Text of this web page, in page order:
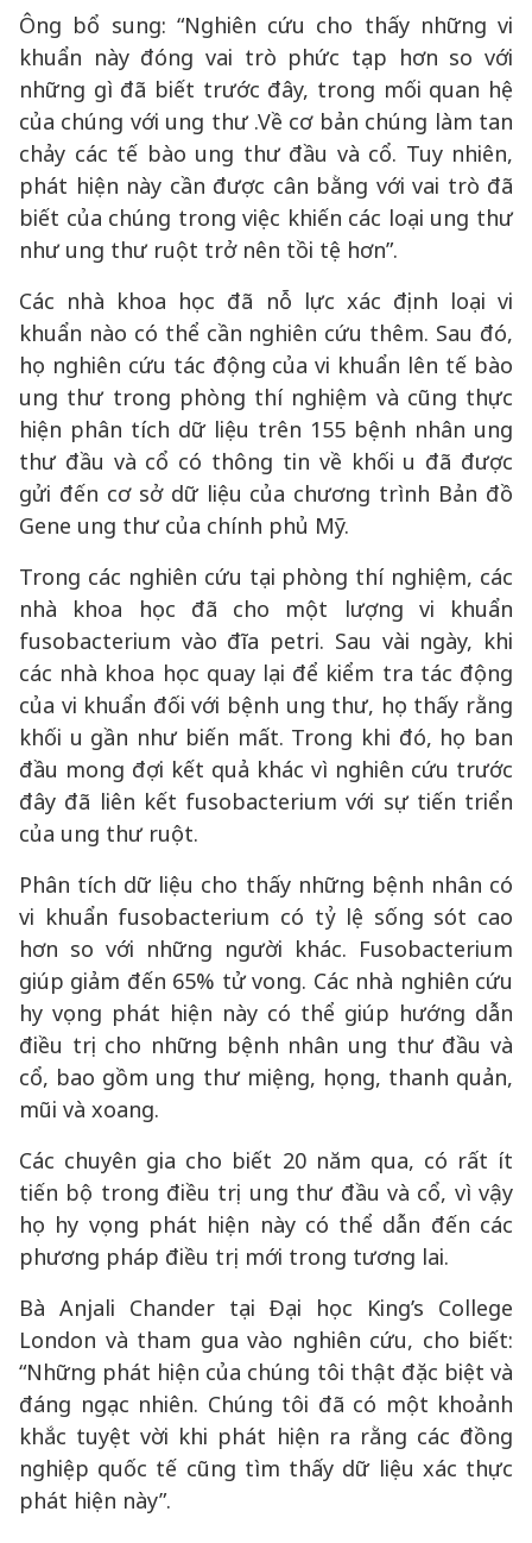
Ông bổ sung: “Nghiên cứu cho thấy những vi
khuẩn này đóng vai trò phức tạp hơn so với
những gì đã biết trước đây, trong mối quan hệ
của chúng với ung thư .Về cơ bản chúng làm tan
chảy các tế bào ung thư đầu và cổ. Tuy nhiên,
phát hiện này cần được cân bằng với vai trò đã
biết của chúng trong việc khiến các loại ung thư
như ung thư ruột trở nên tồi tệ hơn”.
Các nhà khoa học đã nỗ lực xác định loại vi
khuẩn nào có thể cần nghiên cứu thêm. Sau đó,
họ nghiên cứu tác động của vi khuẩn lên tế bào
ung thư trong phòng thí nghiệm và cũng thực
hiện phân tích dữ liệu trên 155 bệnh nhân ung
thư đầu và cổ có thông tin về khối u đã được
gửi đến cơ sở dữ liệu của chương trình Bản đồ
Gene ung thư của chính phủ Mỹ.
Trong các nghiên cứu tại phòng thí nghiệm, các
nhà khoa học đã cho một lượng vi khuẩn
fusobacterium vào đĩa petri. Sau vài ngày, khi
các nhà khoa học quay lại để kiểm tra tác động
của vi khuẩn đối với bệnh ung thư, họ thấy rằng
khối u gần như biến mất. Trong khi đó, họ ban
đầu mong đợi kết quả khác vì nghiên cứu trước
đây đã liên kết fusobacterium với sự tiến triển
của ung thư ruột.
Phân tích dữ liệu cho thấy những bệnh nhân có
vi khuẩn fusobacterium có tỷ lệ sống sót cao
hơn so với những người khác. Fusobacterium
giúp giảm đến 65% tử vong. Các nhà nghiên cứu
hy vọng phát hiện này có thể giúp hướng dẫn
điều trị cho những bệnh nhân ung thư đầu và
cổ, bao gồm ung thư miệng, họng, thanh quản,
mũi và xoang.
Các chuyên gia cho biết 20 năm qua, có rất ít
tiến bộ trong điều trị ung thư đầu và cổ, vì vậy
họ hy vọng phát hiện này có thể dẫn đến các
phương pháp điều trị mới trong tương lai.
Bà Anjali Chander tại Đại học King’s College
London và tham gua vào nghiên cứu, cho biết:
“Những phát hiện của chúng tôi thật đặc biệt và
đáng ngạc nhiên. Chúng tôi đã có một khoảnh
khắc tuyệt vời khi phát hiện ra rằng các đồng
nghiệp quốc tế cũng tìm thấy dữ liệu xác thực
phát hiện này”.